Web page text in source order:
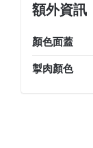
量
額外資訊
顏色面蓋
掣肉顏色